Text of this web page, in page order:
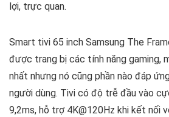
lợi, trực quan.
Smart tivi 65 inch Samsung The
được trang bị các tính năng gaming,
nhất nhưng nó cũng phần nào đáp
người dùng. Tivi có độ trễ đầu vào
9,2ms, hỗ trợ 4K@120Hz khi kết nối